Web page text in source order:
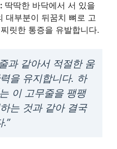
딱딱한 바닥에서 서 있을
대부분이 뒤꿈치 뼈로 고
릿한 통증을 유발합니다.
과 같아서 적절한 움
을 유지합니다. 하
이 고무줄을 팽팽
는 것과 같아 결국
.”